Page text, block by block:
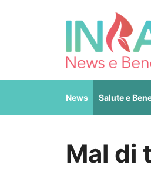
News Salute e
Mal di